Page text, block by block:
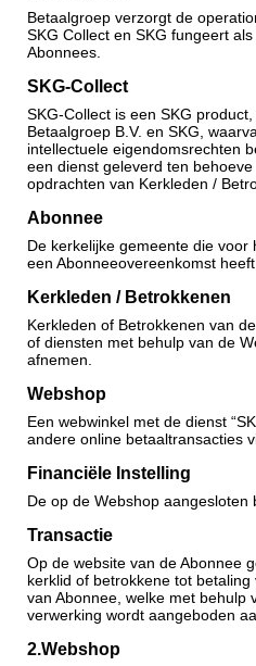
Betaalgroep verzorgt de
SKG Collect en SKG fungeert
Abonnees.
SKG-Collect
SKG-Collect is een SKG
Betaalgroep B.V. en SKG,
intellectuele eigendomsrechten
een dienst geleverd ten
opdrachten van Kerkleden /
Abonnee
De kerkelijke gemeente die voor
een Abonneeovereenkomst
Kerkleden / Betrokkenen
Kerkleden of Betrokkenen van
of diensten met behulp van de
afnemen.
Webshop
Een webwinkel met de dienst
andere online betaaltransacties
Financiële Instelling
De op de Webshop aangesloten
Transactie
Op de website van de Abonnee
kerklid of betrokkene tot
van Abonnee, welke met behulp
verwerking wordt aangeboden
2.Webshop